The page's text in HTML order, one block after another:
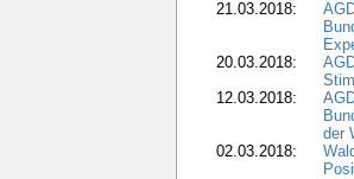
21.03.2018:
20.03.2018:
12.03.2018:
der
02.03.2018: